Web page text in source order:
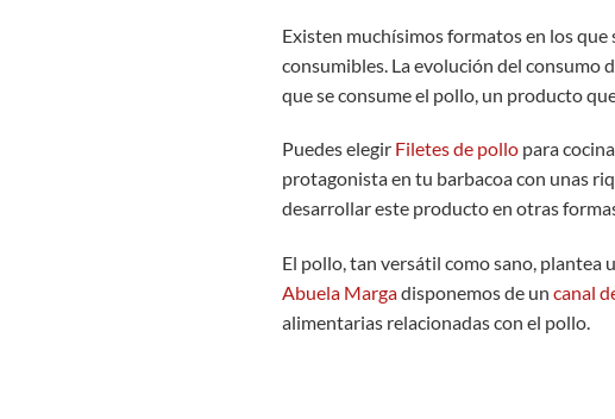
Existen muchísimos formatos en los que
consumibles. La evolución del consumo
que se consume el pollo, un producto
Puedes elegir Filetes de pollo para
protagonista en tu barbacoa con unas
desarrollar este producto en otras
El pollo, tan versátil como sano, plantea
Abuela Margadisponemos de un canal
alimentarias relacionadas con el pollo.